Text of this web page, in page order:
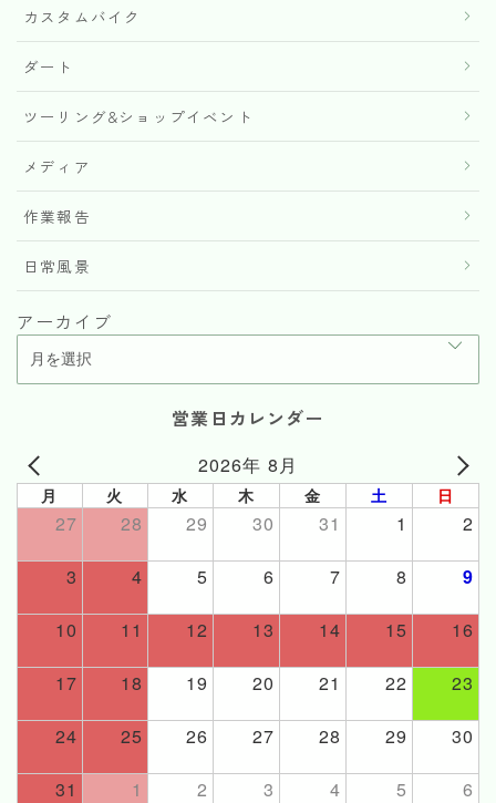
カスタムバイク
ダート
ツーリング&ショップイベント
メディア
作業報告
日常風景
アーカイブ
営業日カレンダー
2026年 8月
月 火 水 木 金 土 日
27 28 29 30 31 1 2
3 4 5 6 7 8 9
10 11 12 13 14 15 16
17 18 19 20 21 22 23
24 25 26 27 28 29 30
31 1 2 3 4 5 6